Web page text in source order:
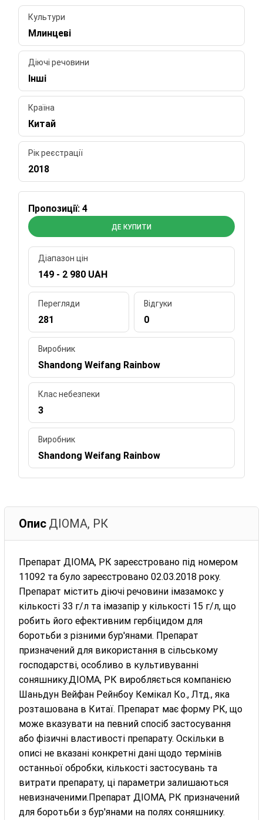
Культури
Млинцеві
Діючі речовини
Інші
Країна
Китай
Рік реєстрації
2018
Пропозиції: 4
ДЕ КУПИТИ
Діапазон цін
149 - 2 980 UAH
Перегляди
281
Відгуки
0
Виробник
Shandong Weifang Rainbow
Клас небезпеки
3
Виробник
Shandong Weifang Rainbow
Опис ДІОМА, РК
Препарат ДІОМА, РК зареєстровано під номером
11092 та було зареєстровано 02.03.2018 року.
Препарат містить діючі речовини імазамокс у
кількості 33 г/л та імазапір у кількості 15 г/л, що
робить його ефективним гербіцидом для
боротьби з різними бур'янами. Препарат
призначений для використання в сільському
господарстві, особливо в культивуванні
соняшнику.ДІОМА, РК виробляється компанією
Шаньдун Вейфан Рейнбоу Кемікал Ко., Лтд., яка
розташована в Китаї. Препарат має форму РК, що
може вказувати на певний спосіб застосування
або фізичні властивості препарату. Оскільки в
описі не вказані конкретні дані щодо термінів
останньої обробки, кількості застосувань та
витрати препарату, ці параметри залишаються
невизначеними.Препарат ДІОМА, РК призначений
для боротьби з бур'янами на полях соняшнику.